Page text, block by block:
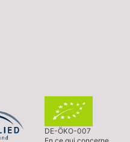
DE-ÖKO-007